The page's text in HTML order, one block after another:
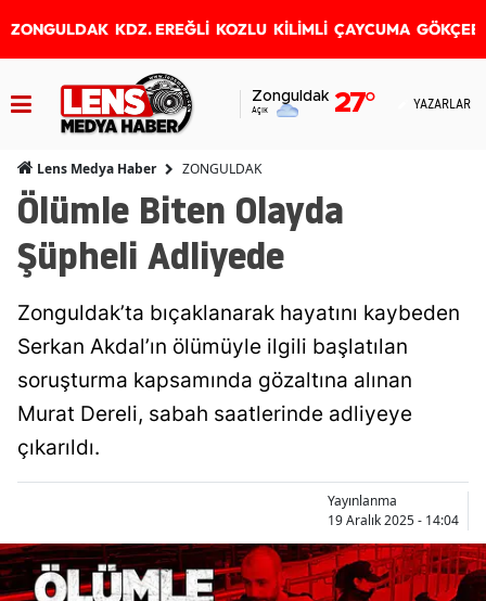
ZONGULDAK KDZ. EREĞLİ KOZLU KİLİMLİ ÇAYCUMA
Zonguldak
Açık 27° YAZARLAR
Lens Medya Haber ZONGULDAK
Ölümle Biten Olayda
Şüpheli Adliyede
Zonguldak’ta bıçaklanarak hayatını kaybeden
Serkan Akdal’ın ölümüyle ilgili başlatılan
soruşturma kapsamında gözaltına alınan
Murat Dereli, sabah saatlerinde adliyeye
çıkarıldı.
Yayınlanma
19 Aralık 2025 - 14:04